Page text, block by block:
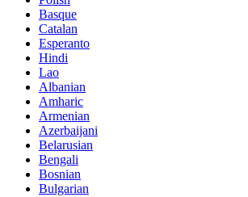
Basque
Catalan
Esperanto
Hindi
Lao
Albanian
Amharic
Armenian
Azerbaijani
Belarusian
Bengali
Bosnian
Bulgarian